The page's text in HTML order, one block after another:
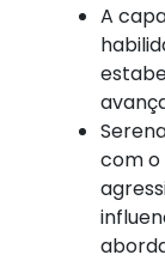
A
com o